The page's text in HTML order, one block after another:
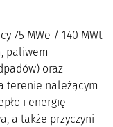
75 MWe / 140 MWt
paliwem
oraz
terenie należącym
i energię
a także przyczyni